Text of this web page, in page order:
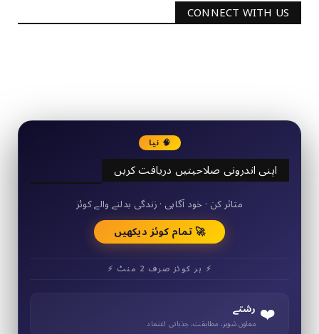
CONNECT WITH US
🧠 نیا
اپنی اندرونی صلاحیتیں دریافت کریں
50+ مختصر کوئز
متاثر کن · خود آگاہی · زندگی بدلنے والے کوئز
🚀 تمام کوئز دیکھیں
⚡ ہر کوئز صرف 2 منٹ ⚡
❤️ رشتے
معاون شوہر، مطابقت، جذباتی اعتماد